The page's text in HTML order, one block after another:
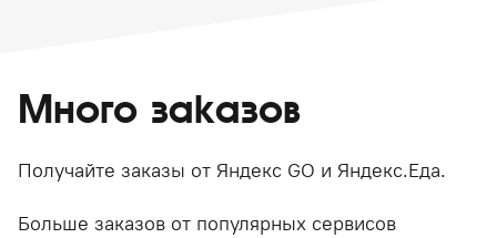
Много заказов
Получайте заказы от Яндекс GO и Яндекс.Еда.
Больше заказов от популярных сервисов